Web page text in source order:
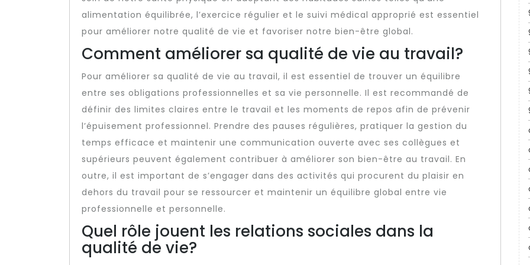
alimentation équilibrée, l’exercice régulier et le suivi médical approprié est essentiel
pour améliorer notre qualité de vie et favoriser notre bien-être global.
Comment améliorer sa qualité de vie au travail?
Pour améliorer sa qualité de vie au travail, il est essentiel de trouver un équilibre
entre ses obligations professionnelles et sa vie personnelle. Il est recommandé de
définir des limites claires entre le travail et les moments de repos afin de prévenir
l’épuisement professionnel. Prendre des pauses régulières, pratiquer la gestion du
temps efficace et maintenir une communication ouverte avec ses collègues et
supérieurs peuvent également contribuer à améliorer son bien-être au travail. En
outre, il est important de s’engager dans des activités qui procurent du plaisir en
dehors du travail pour se ressourcer et maintenir un équilibre global entre vie
professionnelle et personnelle.
Quel rôle jouent les relations sociales dans la
qualité de vie?